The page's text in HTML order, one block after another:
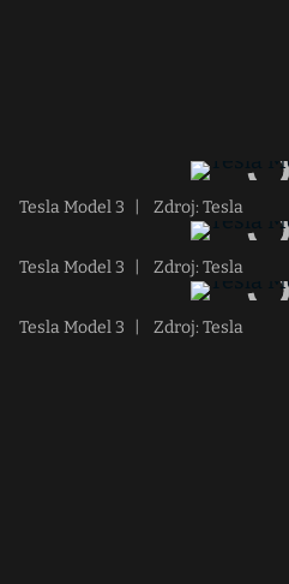
Tesla Model 3 Zdroj: Tesla
Tesla Model 3 Zdroj: Tesla
Tesla Model 3 Zdroj: Tesla